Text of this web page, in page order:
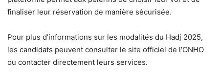
finaliser leur réservation de manière sécurisée.
Pour plus d’informations sur les modalités du Hadj 2025,
les candidats peuvent consulter le site officiel de l’ONHO
ou contacter directement leurs services.